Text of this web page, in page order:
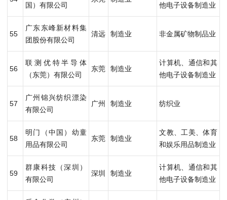
国）有限公司
他电子设备制造业
55
广东东峰新材料集
团股份有限公司
清远 制造业 非金属矿物制品业
56
联测优特半导体
（东莞）有限公司
东莞 制造业
计算机、通信和其
他电子设备制造业
57
广州锦兴纺织漂染
有限公司
广州 制造业 纺织业
58
明门（中国）幼童
用品有限公司
东莞 制造业
文教、工美、体育
和娱乐用品制造业
59
群康科技（深圳）
有限公司
深圳 制造业
计算机、通信和其
他电子设备制造业